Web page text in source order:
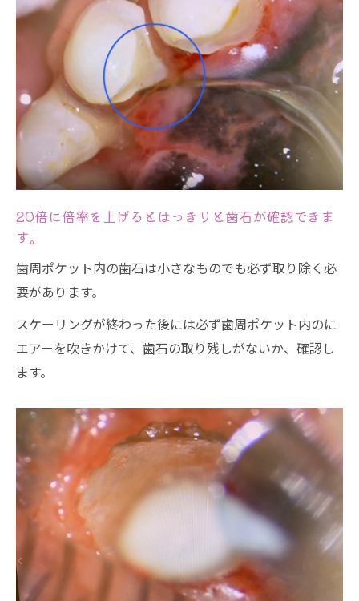
20倍に倍率を上げるとはっきりと歯石が確認できま
す。
歯周ポケット内の歯石は小さなものでも必ず取り除く必
要があります。
スケーリングが終わった後には必ず歯周ポケット内のに
エアーを吹きかけて、歯石の取り残しがないか、確認し
ます。